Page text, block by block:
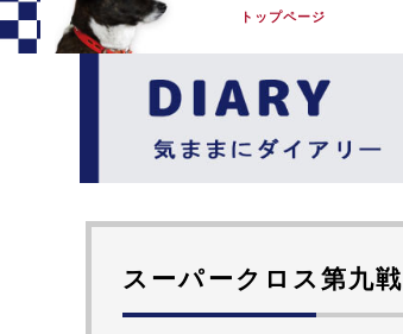
トップページ
スーパークロス第九戦